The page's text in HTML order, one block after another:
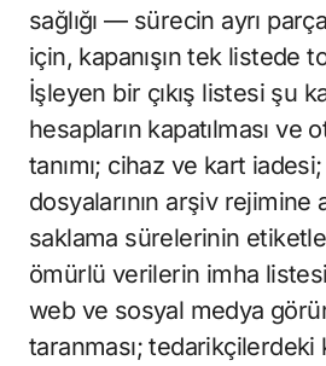
sağlığı — sürecin ayrı
için, kapanışın tek listede
İşleyen bir çıkış listesi şu
hesapların kapatılması ve
tanımı; cihaz ve kart
dosyalarının arşiv rejimine
saklama sürelerinin
ömürlü verilerin imha
web ve sosyal medya
taranması; tedarikçilerdeki